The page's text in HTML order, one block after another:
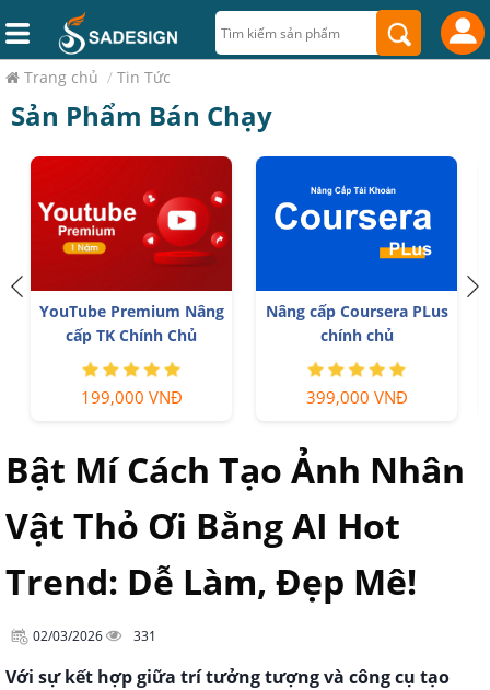
Trang chủ / Tin Tức
Sản Phẩm Bán Chạy
YouTube Premium Nâng
cấp TK Chính Chủ
199,000 VNĐ
Nâng cấp Coursera PLus
chính chủ
399,000 VNĐ
Bật Mí Cách Tạo Ảnh Nhân
Vật Thỏ Ơi Bằng AI Hot
Trend: Dễ Làm, Đẹp Mê!
02/03/2026 331
Với sự kết hợp giữa trí tưởng tượng và công cụ tạo